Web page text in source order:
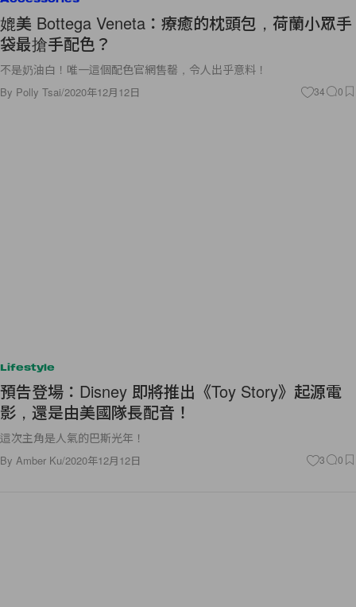
媲美 Bottega Veneta：療癒的枕頭包，荷蘭小眾手
袋最搶手配色？
不是奶油白！唯一這個配色官網售罄，令人出乎意料！
By Polly Tsai/2020年12月12日 34 0
Lifestyle
預告登場：Disney 即將推出《Toy Story》起源電
影，還是由美國隊長配音！
這次主角是人氣的巴斯光年！
By Amber Ku/2020年12月12日 3 0